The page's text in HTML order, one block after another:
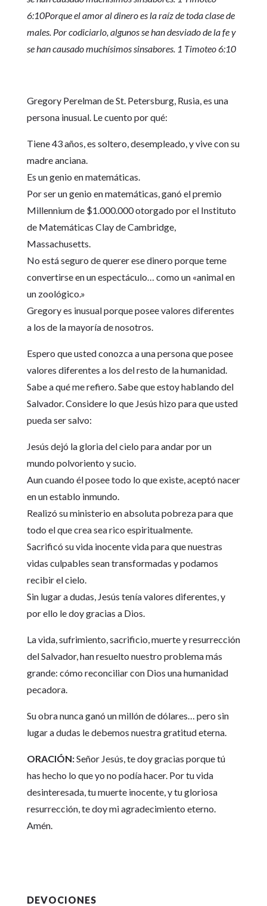
6:10Porque el amor al dinero es la raíz de toda clase de
males. Por codiciarlo, algunos se han desviado de la fe y
se han causado muchísimos sinsabores. 1 Timoteo 6:10
Gregory Perelman de St. Petersburg, Rusia, es una
persona inusual. Le cuento por qué:
Tiene 43 años, es soltero, desempleado, y vive con su
madre anciana.
Es un genio en matemáticas.
Por ser un genio en matemáticas, ganó el premio
Millennium de $1.000.000 otorgado por el Instituto
de Matemáticas Clay de Cambridge,
Massachusetts.
No está seguro de querer ese dinero porque teme
convertirse en un espectáculo… como un «animal en
un zoológico.»
Gregory es inusual porque posee valores diferentes
a los de la mayoría de nosotros.
Espero que usted conozca a una persona que posee
valores diferentes a los del resto de la humanidad.
Sabe a qué me refiero. Sabe que estoy hablando del
Salvador. Considere lo que Jesús hizo para que usted
pueda ser salvo:
Jesús dejó la gloria del cielo para andar por un
mundo polvoriento y sucio.
Aun cuando él posee todo lo que existe, aceptó nacer
en un establo inmundo.
Realizó su ministerio en absoluta pobreza para que
todo el que crea sea rico espiritualmente.
Sacrificó su vida inocente vida para que nuestras
vidas culpables sean transformadas y podamos
recibir el cielo.
Sin lugar a dudas, Jesús tenía valores diferentes, y
por ello le doy gracias a Dios.
La vida, sufrimiento, sacrificio, muerte y resurrección
del Salvador, han resuelto nuestro problema más
grande: cómo reconciliar con Dios una humanidad
pecadora.
Su obra nunca ganó un millón de dólares… pero sin
lugar a dudas le debemos nuestra gratitud eterna.
ORACIÓN:Señor Jesús, te doy gracias porque tú
has hecho lo que yo no podía hacer. Por tu vida
desinteresada, tu muerte inocente, y tu gloriosa
resurrección, te doy mi agradecimiento eterno.
Amén.
DEVOCIONES